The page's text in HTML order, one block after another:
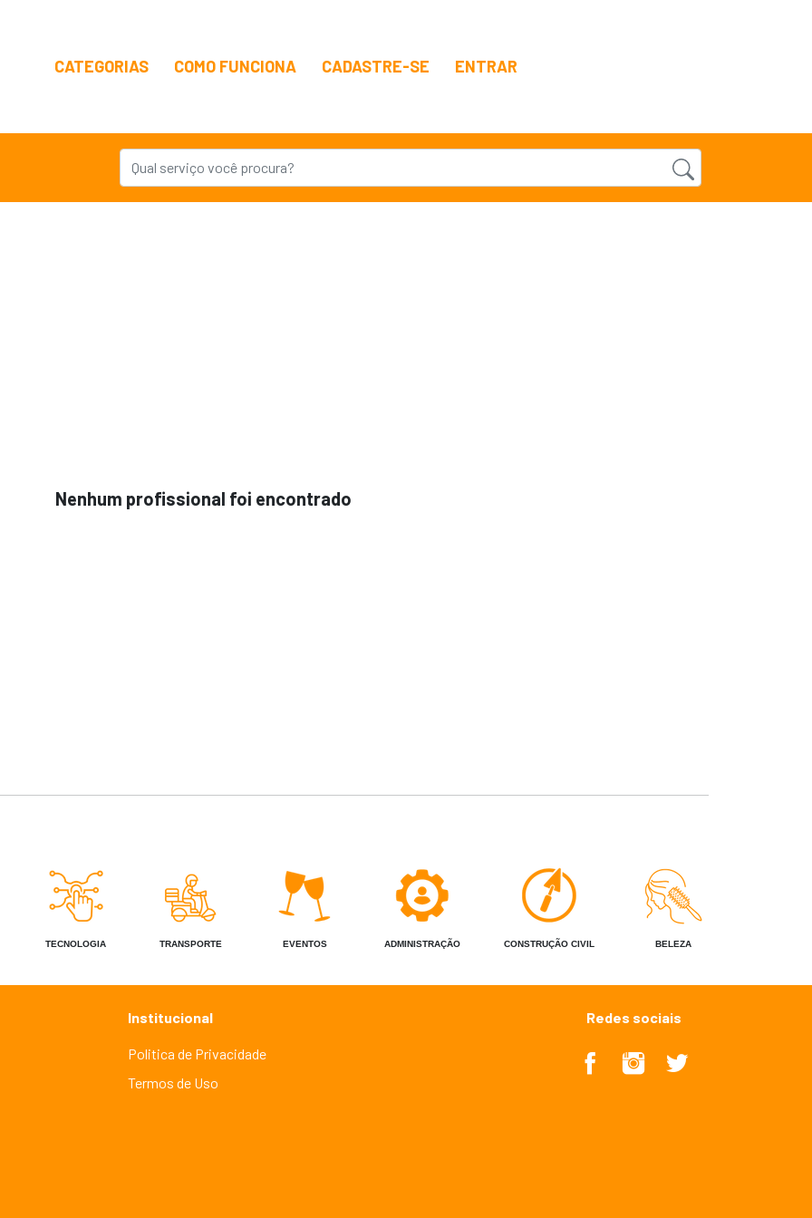
CATEGORIAS COMO FUNCIONA CADASTRE-SE ENTRAR
Nenhum profissional foi encontrado
TECNOLOGIA TRANSPORTE EVENTOS ADMINISTRAÇÃO CONSTRUÇÃO CIVIL BELEZA
Institucional
Politica de Privacidade
Termos de Uso
Redes sociais